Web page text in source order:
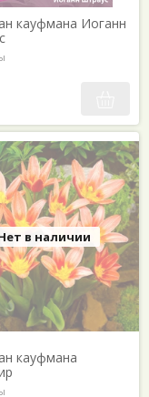
кауфмана Иоганн
в наличии
кауфмана